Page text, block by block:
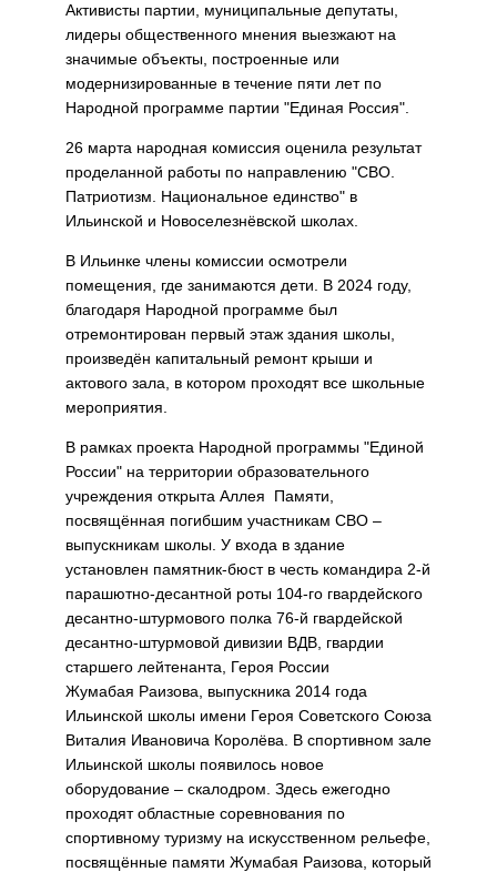
Активисты партии, муниципальные депутаты,
лидеры общественного мнения выезжают на
значимые объекты, построенные или
модернизированные в течение пяти лет по
Народной программе партии "Единая Россия".
26 марта народная комиссия оценила результат
проделанной работы по направлению "СВО.
Патриотизм. Национальное единство" в
Ильинской и Новоселезнёвской школах.
В Ильинке члены комиссии осмотрели
помещения, где занимаются дети. В 2024 году,
благодаря Народной программе был
отремонтирован первый этаж здания школы,
произведён капитальный ремонт крыши и
актового зала, в котором проходят все школьные
мероприятия.
В рамках проекта Народной программы "Единой
России" на территории образовательного
учреждения открыта Аллея Памяти,
посвящённая погибшим участникам СВО –
выпускникам школы. У входа в здание
установлен памятник-бюст в честь командира 2-й
парашютно-десантной роты 104-го гвардейского
десантно-штурмового полка 76-й гвардейской
десантно-штурмовой дивизии ВДВ, гвардии
старшего лейтенанта, Героя России
Жумабая Раизова, выпускника 2014 года
Ильинской школы имени Героя Советского Союза
Виталия Ивановича Королёва. В спортивном зале
Ильинской школы появилось новое
оборудование – скалодром. Здесь ежегодно
проходят областные соревнования по
спортивному туризму на искусственном рельефе,
посвящённые памяти Жумабая Раизова, который